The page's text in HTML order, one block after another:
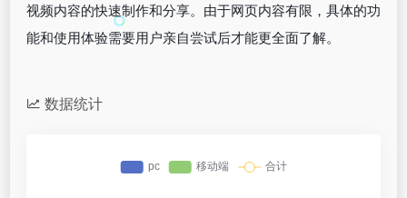
视频内容的快速制作和分享。由于网页内容有限，具体的功
能和使用体验需要用户亲自尝试后才能更全面了解。
数据统计